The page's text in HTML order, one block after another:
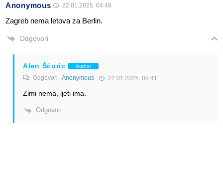
Anonymous 22.01.2025. 04:49
Zagreb nema letova za Berlin.
Odgovori
Alen Šćuric Author
Odgovori Anonymous 22.01.2025. 08:41
Zimi nema, ljeti ima.
Odgovori